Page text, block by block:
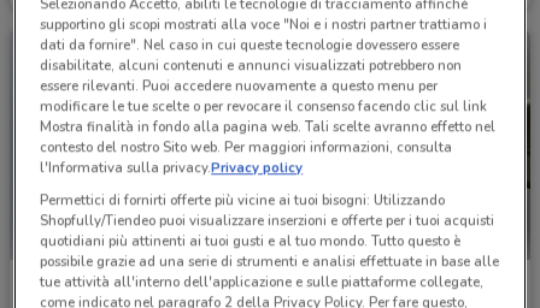
Chateau d'Ax Divani & Divani
Selezionando Accetto, abiliti le tecnologie di tracciamento affinché
supportino gli scopi mostrati alla voce "Noi e i nostri partner trattiamo i
dati da fornire". Nel caso in cui queste tecnologie dovessero essere
disabilitate, alcuni contenuti e annunci visualizzati potrebbero non
essere rilevanti. Puoi accedere nuovamente a questo menu per
modificare le tue scelte o per revocare il consenso facendo clic sul link
Mostra finalità in fondo alla pagina web. Tali scelte avranno effetto nel
contesto del nostro Sito web. Per maggiori informazioni, consulta
l'Informativa sulla privacy.Privacy policy
Permettici di fornirti offerte più vicine ai tuoi bisogni: Utilizzando
Shopfully/Tiendeo puoi visualizzare inserzioni e offerte per i tuoi acquisti
quotidiani più attinenti ai tuoi gusti e al tuo mondo. Tutto questo è
possibile grazie ad una serie di strumenti e analisi effettuate in base alle
tue attività all'interno dell'applicazione e sulle piattaforme collegate,
come indicato nel paragrafo 2 della Privacy Policy. Per fare questo,